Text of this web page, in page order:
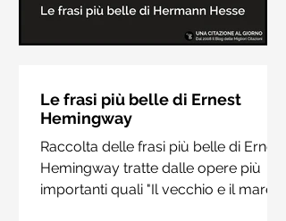
Hesse
Raccolta delle frasi più belle di
Hermann Hesse estrapolate dai suoi
libri più importanti come "Siddharta",
"Sull'amore" e "Demian"
Le frasi più belle di Ernest
Hemingway
Raccolta delle frasi più belle di Ernest
Hemingway tratte dalle opere più
importanti quali "Il vecchio e il mare",